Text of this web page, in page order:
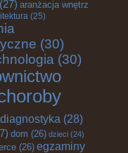
(27) aranżacja wnętrz
(25)
(30)
(30)
diagnostyka (28)
dom (26) dzieci (24)
(26) egzaminy